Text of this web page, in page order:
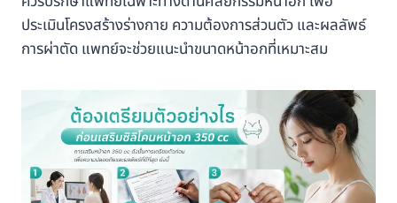
ประเมินโครงสร้างร่างกาย ความต้องการส่วนตัว และผลลัพธ์
การผ่าตัด แพทย์จะช่วยแนะนำขนาดหน้าอกที่เหมาะสม